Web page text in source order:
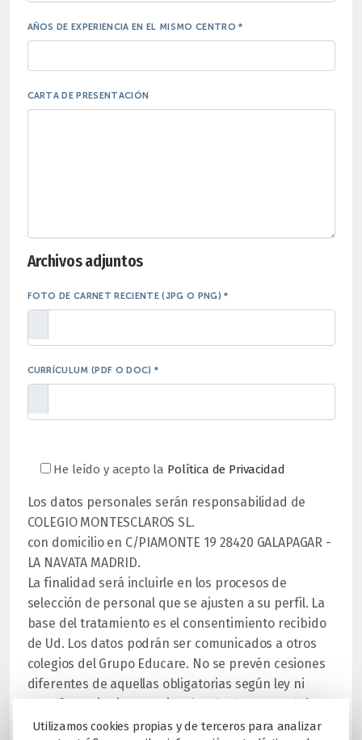
AÑOS DE EXPERIENCIA EN EL MISMO CENTRO *
CARTA DE PRESENTACIÓN
Archivos adjuntos
FOTO DE CARNET RECIENTE (JPG O PNG) *
CURRÍCULUM (PDF O DOC) *
He leído y acepto la Política de Privacidad
Los datos personales serán responsabilidad de
COLEGIO MONTESCLAROS SL.
con domicilio en C/PIAMONTE 19 28420 GALAPAGAR -
LA NAVATA MADRID.
La finalidad será incluirle en los procesos de
selección de personal que se ajusten a su perfil. La
base del tratamiento es el consentimiento recibido
de Ud. Los datos podrán ser comunicados a otros
colegios del Grupo Educare. No se prevén cesiones
diferentes de aquellas obligatorias según ley ni
transferencias internacionales de datos. Tendrá
derecho a acceder, rectificar, cancelar, oponerse, y
Utilizamos cookies propias y de terceros para analizar